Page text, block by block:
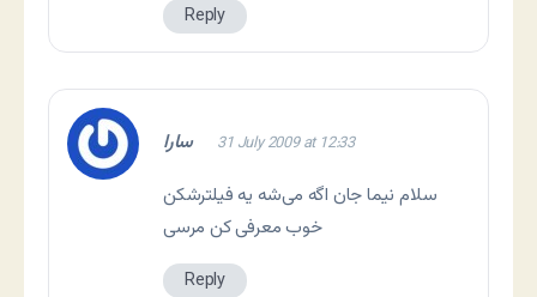
Reply
سارا 31 July 2009 at 12:33
سلام نیما جان اگه می‌شه یه فیلترشکن
خوب معرفی کن مرسی
Reply